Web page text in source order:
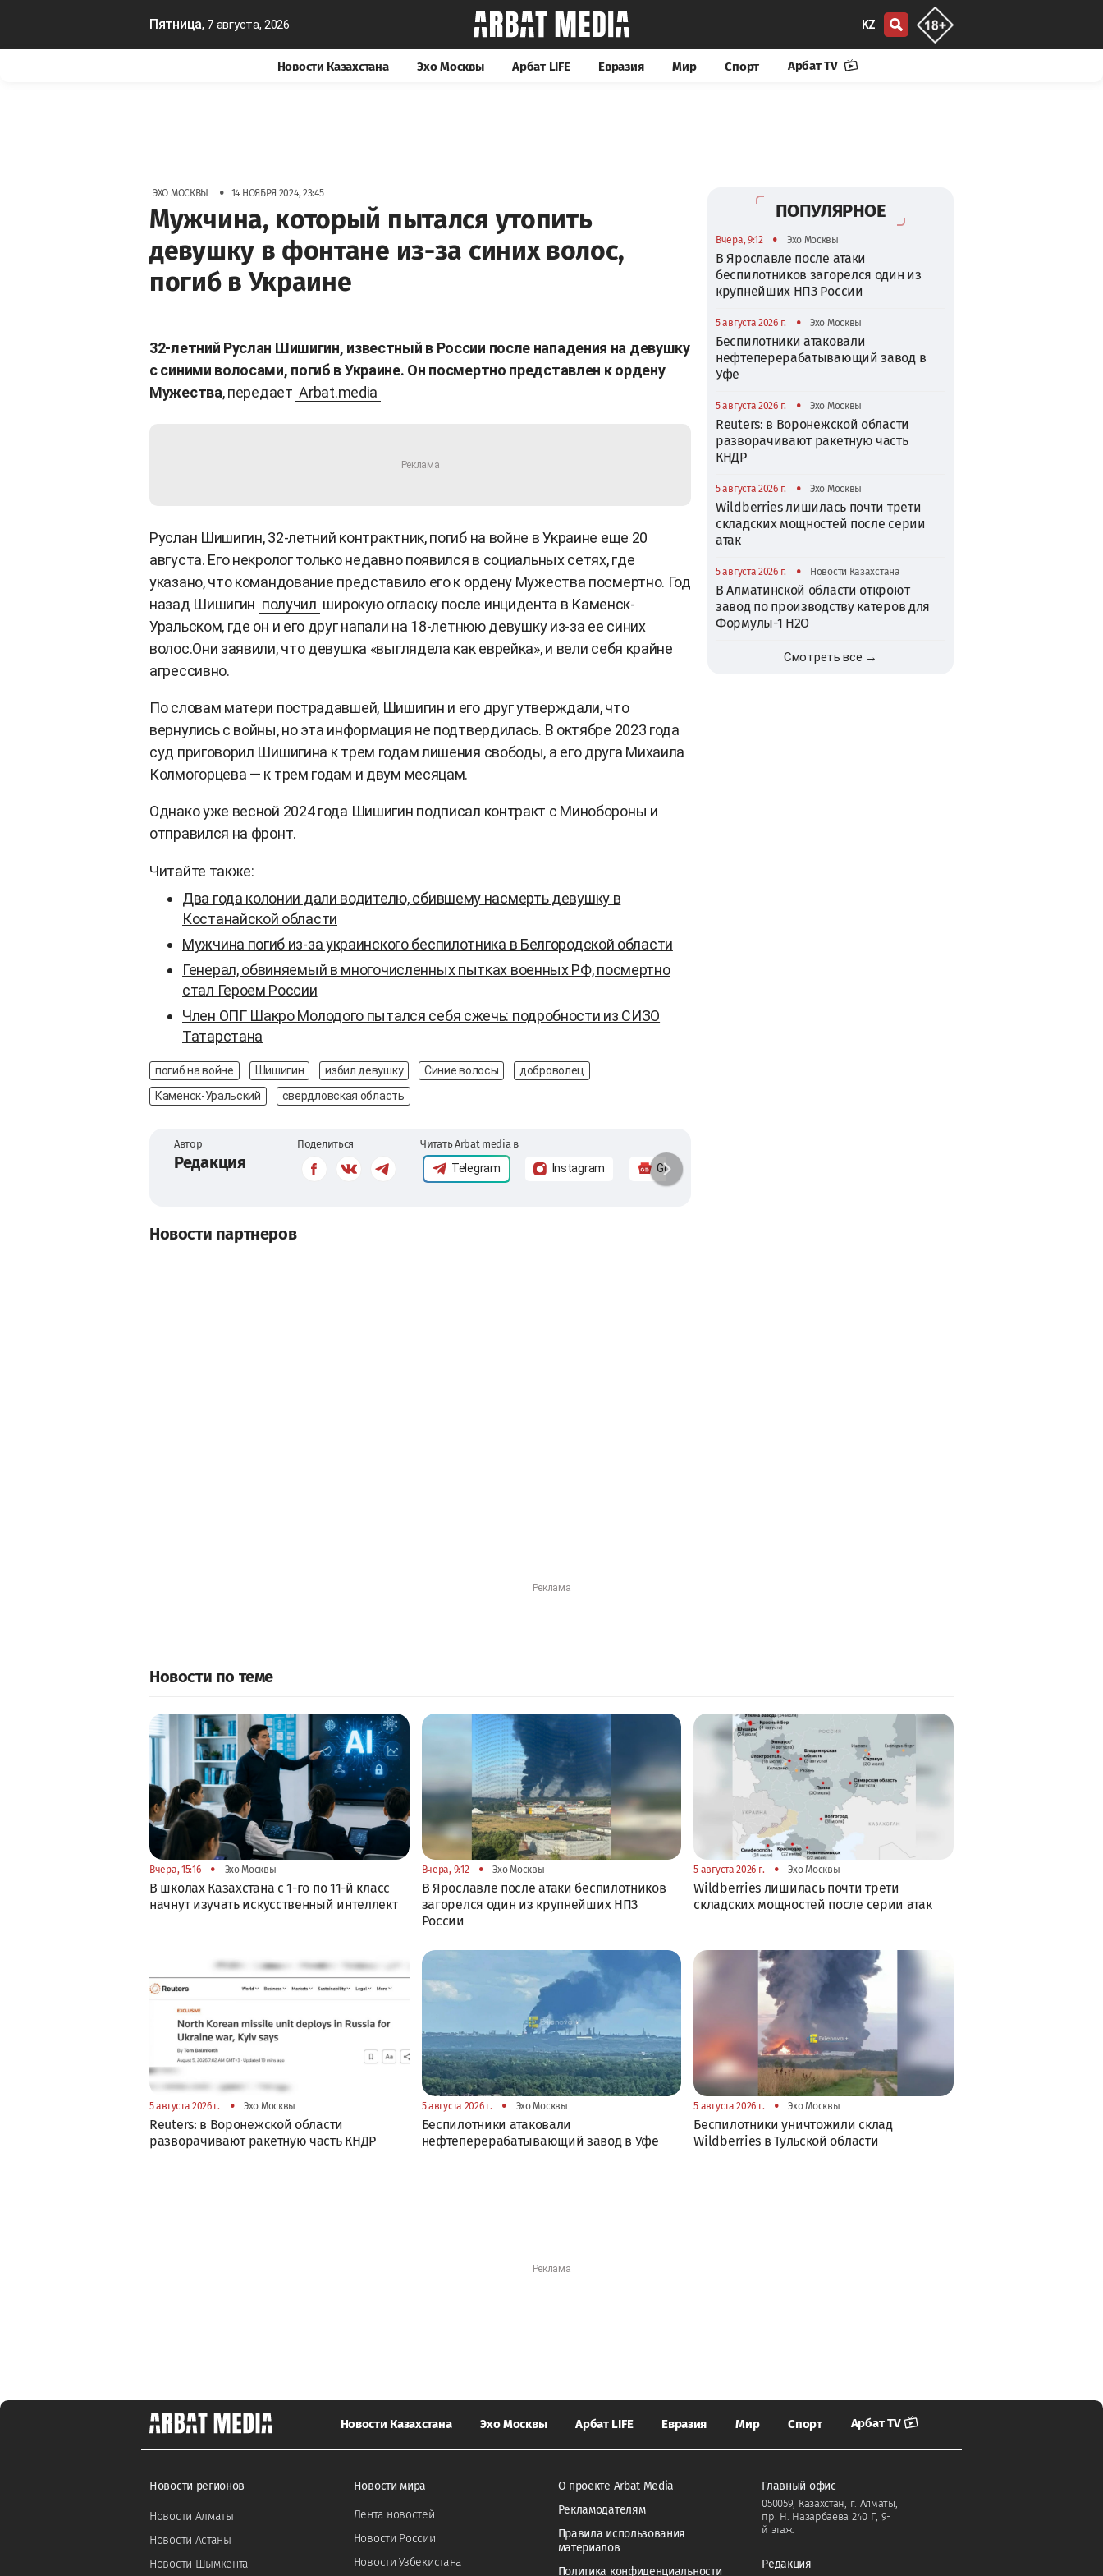
Пятница, 7 августа, 2026 KZ
Новости Казахстана Эхо Москвы Арбат LIFE Евразия Мир Спорт Арбат TV
ЭХО МОСКВЫ • 14 НОЯБРЯ 2024, 23:45
Мужчина, который пытался утопить
девушку в фонтане из-за синих волос,
погиб в Украине
32-летний Руслан Шишигин, известный в России после нападения на девушку
с синими волосами, погиб в Украине. Он посмертно представлен к ордену
Мужества, передает Arbat.media
Руслан Шишигин, 32-летний контрактник, погиб на войне в Украине еще 20
августа. Его некролог только недавно появился в социальных сетях, где
указано, что командование представило его к ордену Мужества посмертно. Год
назад Шишигин получил широкую огласку после инцидента в Каменск-
Уральском, где он и его друг напали на 18-летнюю девушку из-за ее синих
волос.Они заявили, что девушка «выглядела как еврейка», и вели себя крайне
агрессивно.
По словам матери пострадавшей, Шишигин и его друг утверждали, что
вернулись с войны, но эта информация не подтвердилась. В октябре 2023 года
суд приговорил Шишигина к трем годам лишения свободы, а его друга Михаила
Колмогорцева — к трем годам и двум месяцам.
Однако уже весной 2024 года Шишигин подписал контракт с Минобороны и
отправился на фронт.
Читайте также:
Два года колонии дали водителю, сбившему насмерть девушку в
Костанайской области
Мужчина погиб из-за украинского беспилотника в Белгородской области
Генерал, обвиняемый в многочисленных пытках военных РФ, посмертно
стал Героем России
Член ОПГ Шакро Молодого пытался себя сжечь: подробности из СИЗО
Татарстана
погиб на войне Шишигин избил девушку Синие волосы
доброволец
Каменск-Уральский
свердловская область
Автор
Редакция
Поделиться Читать Arbat media в
Telegram Instagram Google News
ПОПУЛЯРНОЕ
Вчера, 9:12 • Эхо Москвы
В Ярославле после атаки
беспилотников загорелся один из
крупнейших НПЗ России
5 августа 2026 г. • Эхо Москвы
Беспилотники атаковали
нефтеперерабатывающий завод в
Уфе
5 августа 2026 г. • Эхо Москвы
Reuters: в Воронежской области
разворачивают ракетную часть
КНДР
5 августа 2026 г. • Эхо Москвы
Wildberries лишилась почти трети
складских мощностей после серии
атак
5 августа 2026 г. • Новости Казахстана
В Алматинской области откроют
завод по производству катеров для
Формулы-1 H2O
Смотреть все →
Новости партнеров
Новости по теме
Вчера, 15:16 • Эхо Москвы
В школах Казахстана с 1-го по 11-й класс
начнут изучать искусственный интеллект
Вчера, 9:12 • Эхо Москвы
В Ярославле после атаки беспилотников
загорелся один из крупнейших НПЗ
России
5 августа 2026 г. • Эхо Москвы
Wildberries лишилась почти трети
складских мощностей после серии атак
5 августа 2026 г. • Эхо Москвы
Reuters: в Воронежской области
разворачивают ракетную часть КНДР
5 августа 2026 г. • Эхо Москвы
Беспилотники атаковали
нефтеперерабатывающий завод в Уфе
5 августа 2026 г. • Эхо Москвы
Беспилотники уничтожили склад
Wildberries в Тульской области
Новости Казахстана Эхо Москвы Арбат LIFE Евразия Мир Спорт Арбат TV
Новости регионов
Новости Алматы
Новости Астаны
Новости Шымкента
Новости мира
Лента новостей
Новости России
Новости Узбекистана
О проекте Arbat Media
Рекламодателям
Правила использования
материалов
Политика конфиденциальности
Главный офис
050059, Казахстан, г. Алматы,
пр. Н. Назарбаева 240 Г, 9-
й этаж.
Редакция